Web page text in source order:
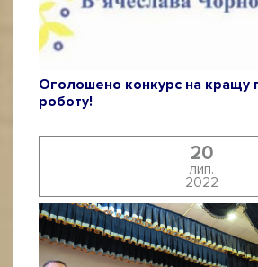
Оголошено конкурс на кращу
роботу!
20
лип.
2022